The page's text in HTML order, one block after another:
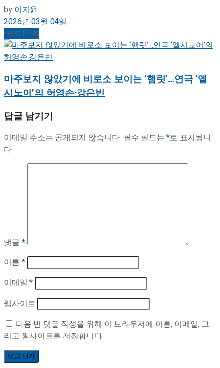
by이지윤
2026년 03월 04일
Next Post
마주보지 않았기에 비로소 보이는 ‘햄릿’…연극 ‘엘
시노어’의 허영손·강은빈
답글 남기기
이메일 주소는 공개되지 않습니다. 필수 필드는 *로 표시됩니
다
댓글 *
이름 *
이메일 *
웹사이트
다음 번 댓글 작성을 위해 이 브라우저에 이름, 이메일, 그
리고 웹사이트를 저장합니다.